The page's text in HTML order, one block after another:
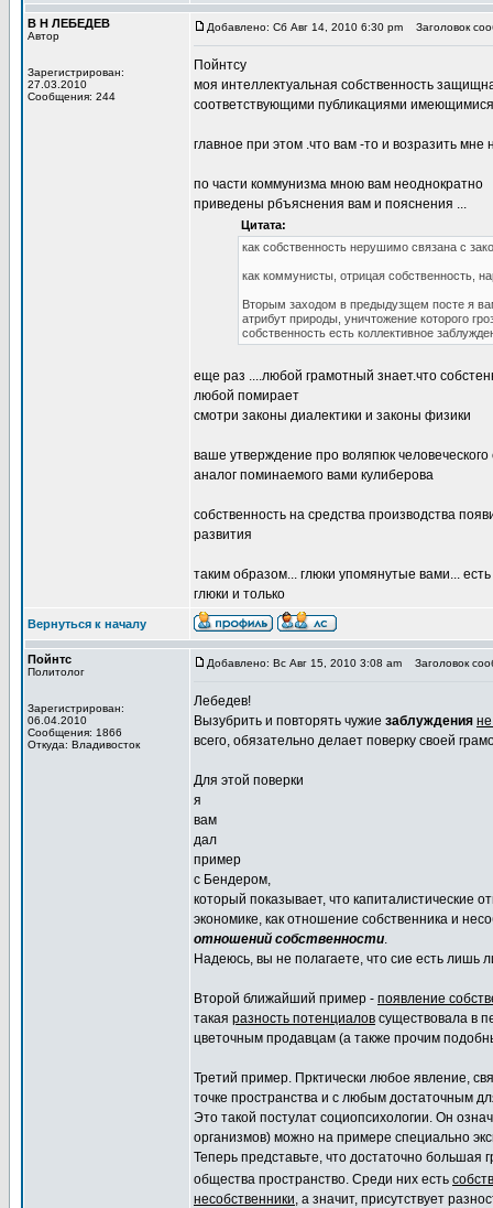
В Н ЛЕБЕДЕВ
Автор
Зарегистрирован:
27.03.2010
Сообщения: 244
Добавлено: Сб Авг 14, 2010 6:30 pm Заголовок
Пойнтсу
моя интеллектуальная собственность
соответствующими публикациями
главное при этом .что вам -то и возразить
по части коммунизма мною вам неоднократно
приведены рбъяснения вам и пояснения ...
Цитата:
как собственность нерушимо связана с
как коммунисты, отрицая собственность,
Вторым заходом в предыдузщем посте я
атрибут природы, уничтожение которого
собственность есть коллективное
еще раз ....любой грамотный знает.что
любой помирает
смотри законы диалектики и законы физики
ваше утверждение про воляпюк
аналог поминаемого вами кулиберова
собственность на средства производства
развития
таким образом... глюки упомянутые вами...
глюки и только
Вернуться к началу
Пойнтс
Политолог
Зарегистрирован:
06.04.2010
Сообщения: 1866
Откуда: Владивосток
Добавлено: Вс Авг 15, 2010 3:08 am Заголовок
Лебедев!
Вызубрить и повторять чужие заблуждения
всего, обязательно делает поверку своей
Для этой поверки
я
вам
дал
пример
с Бендером,
который показывает, что капиталистические
экономике, как отношение собственника и
отношений собственности.
Надеюсь, вы не полагаете, что сие есть
Второй ближайший пример - появление
такая разность потенциалов существовала в
цветочным продавцам (а также прочим
Третий пример. Прктически любое явление,
точке пространства и с любым достаточным
Это такой постулат социопсихологии. Он
организмов) можно на примере специально
Теперь представьте, что достаточно
общества пространство. Среди них есть
несобственники, а значит, присутствует